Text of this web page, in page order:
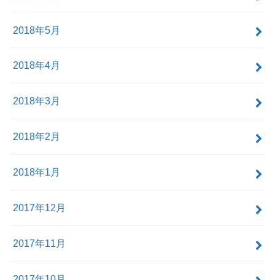
2018年5月
2018年4月
2018年3月
2018年2月
2018年1月
2017年12月
2017年11月